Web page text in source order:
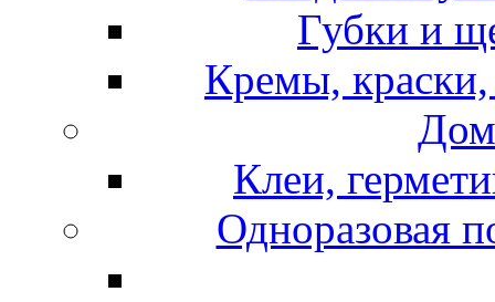
Губки и
Кремы, краски,
Клеи,
Одноразовая